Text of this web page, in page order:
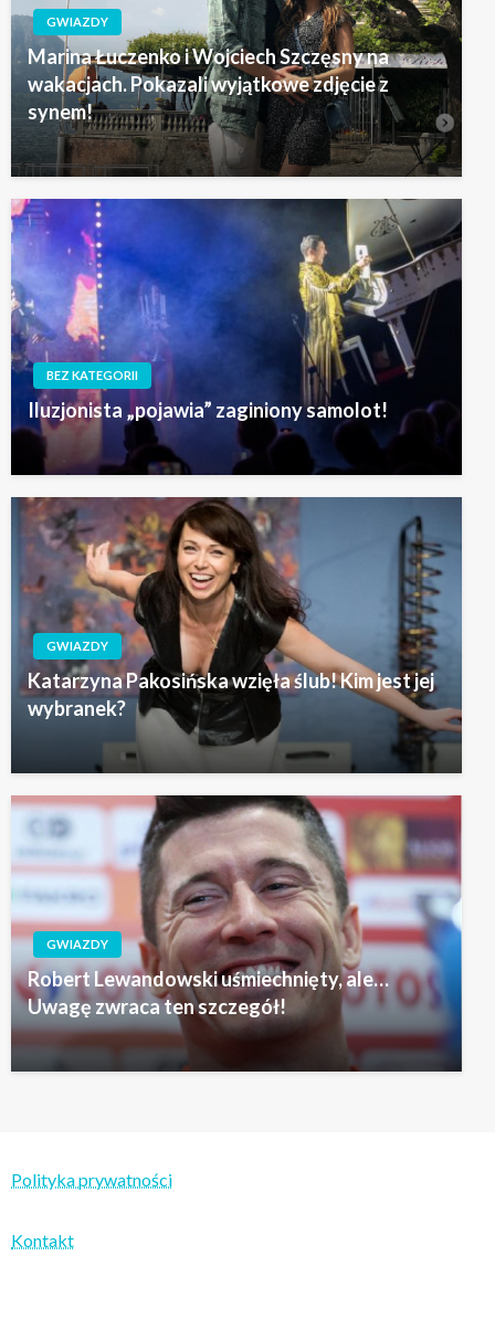
GWIAZDY
Marina Łuczenko i Wojciech Szczęsny na
wakacjach. Pokazali wyjątkowe zdjęcie z
synem!
BEZ KATEGORII
Iluzjonista „pojawia” zaginiony samolot!
GWIAZDY
Katarzyna Pakosińska wzięła ślub! Kim jest jej
wybranek?
GWIAZDY
Robert Lewandowski uśmiechnięty, ale…
Uwagę zwraca ten szczegół!
Polityka prywatności
Kontakt